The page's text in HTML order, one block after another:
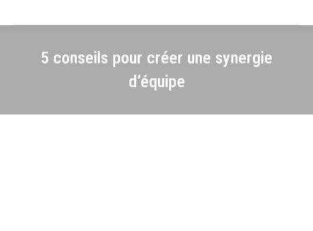
5 conseils pour créer une synergie
d’équipe